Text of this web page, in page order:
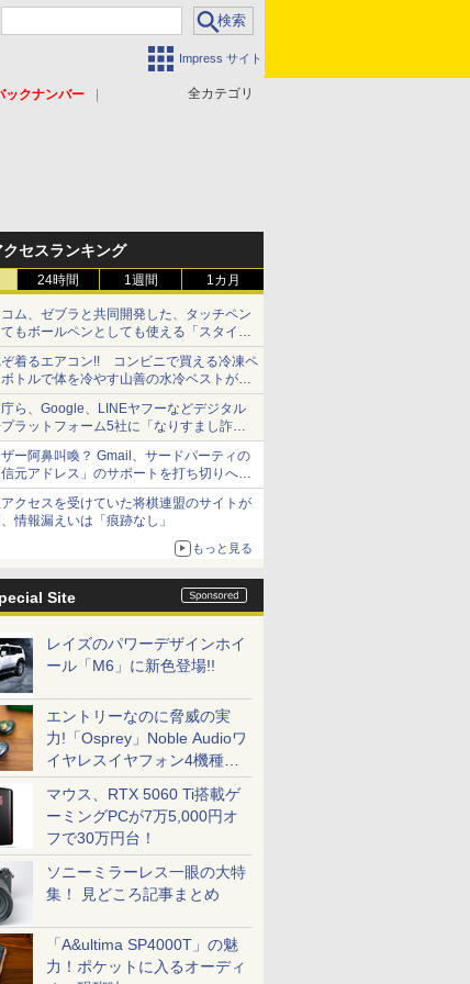
Impress サイト
全カテゴリ
ックナンバー
クセスランキング
24時間 1週間 1カ月
ム、ゼブラと共同開発した、タッチペン
てもボールペンとしても使える「スタイラ
ウェイ」発売 iPadにも紙にも、持ち替
書き込める
ぞ着るエアコン!! コンビニで買える冷凍ペ
ボトルで体を冷やす山善の水冷ベストがロ
イクにちょうどいい【ぼっち・ざ・ろー
の14】【空いた時間でなにしてる？】
ら、Google、LINEヤフーなどデジタル
ラットフォーム5社に「なりすまし詐欺
対策強化を要請 著名人の写真や映像を
投資詐欺などへの対策として
ー阿鼻叫喚？ Gmail、サードパーティの
信元アドレス」のサポートを打ち切りへ
うまWatch】
クセスを受けていた将棋連盟のサイトが
情報漏えいは「痕跡なし」
もっと見る
Site
レイズのパワーデザインホイ
ール「M6」に新色登場!!
エントリーなのに脅威の実
力!「Osprey」Noble Audioワ
イヤレスイヤフォン4機種を
一気に聴く
マウス、RTX 5060 Ti搭載ゲ
ーミングPCが7万5,000円オ
フで30万円台！
ソニーミラーレス一眼の大特
集！ 見どころ記事まとめ
「A&ultima SP4000T」の魅
力！ポケットに入るオーディ